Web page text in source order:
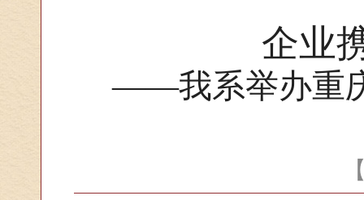
企业
——我系举办重